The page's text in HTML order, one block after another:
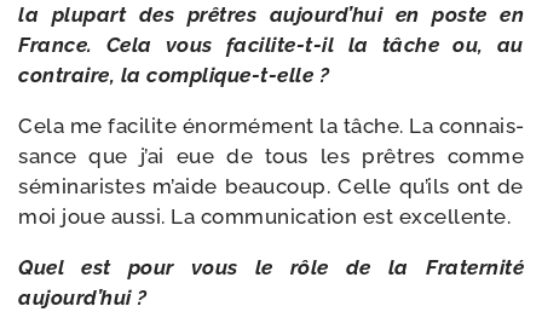
la plu­part des prêtres aujourd’hui en poste en
France. Cela vous facilite-​t-​il la tâche ou, au
contraire, la complique-t-elle ?
Cela me faci­lite énor­mé­ment la tâche. La connais­
sance que j’ai eue de tous les prêtres comme
sémi­na­ristes m’aide beau­coup. Celle qu’ils ont de
moi joue aus­si. La com­mu­ni­ca­tion est excellente.
Quel est pour vous le rôle de la Fraternité
aujourd’hui ?